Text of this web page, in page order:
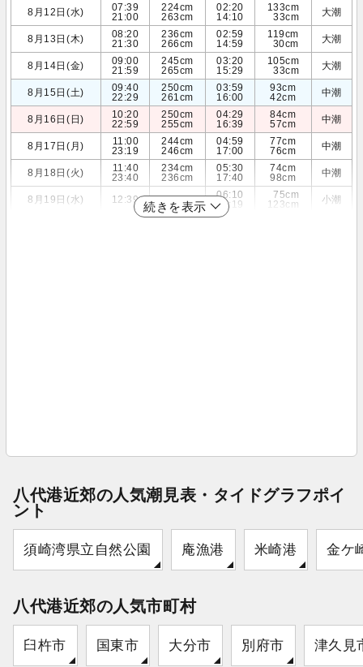
8月12日(水)
07:39
21:00
224cm
263cm
02:20
14:10
133cm
33cm
大潮
8月13日(木)
08:20
21:30
236cm
266cm
02:59
14:59
119cm
30cm
大潮
8月14日(金)
09:00
21:59
245cm
265cm
03:20
15:29
105cm
33cm
大潮
8月15日(土)
09:40
22:29
250cm
261cm
03:59
16:00
93cm
42cm
中潮
8月16日(日)
10:20
22:59
250cm
255cm
04:29
16:39
84cm
57cm
中潮
8月17日(月)
11:00
23:19
244cm
246cm
04:59
17:00
77cm
76cm
中潮
8月18日(火)
11:40
23:40
234cm
236cm
05:30
17:40
74cm
98cm
中潮
8月19日(水) 12:39 220cm
06:10
18:19
75cm
123cm
小潮
続きを表示
八代港近郊の人気潮見表・タイドグラフポイ
ント
須崎湾県立自然公園 庵漁港 米崎港 金ケ
八代港近郊の人気市町村
臼杵市 国東市 大分市 別府市 津久見